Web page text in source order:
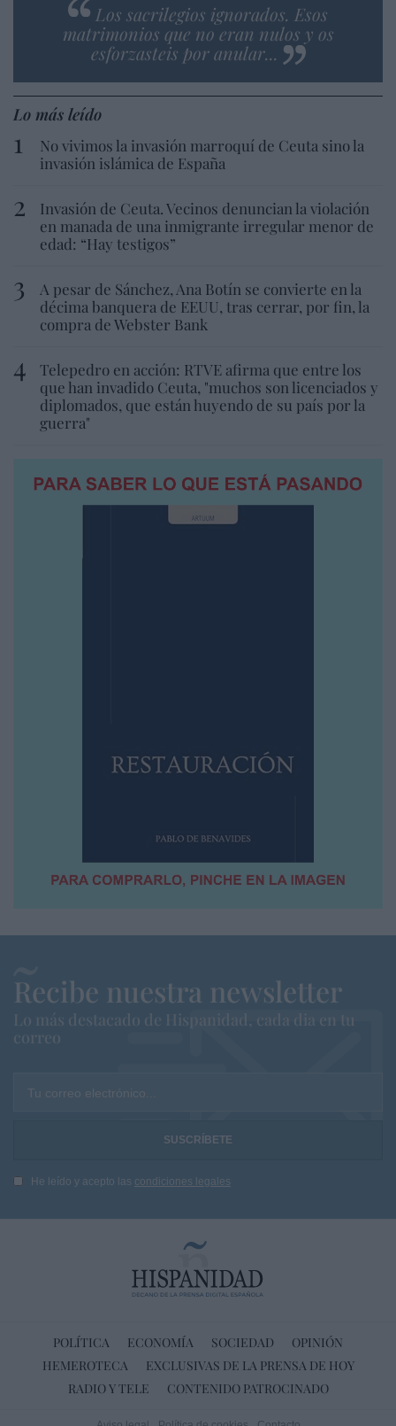
Los sacrilegios ignorados. Esos
matrimonios que no eran nulos y os
esforzasteis por anular...
Lo más leído
No vivimos la invasión marroquí de Ceuta sino la
invasión islámica de España
Invasión de Ceuta. Vecinos denuncian la violación
en manada de una inmigrante irregular menor de
edad: “Hay testigos”
A pesar de Sánchez, Ana Botín se convierte en la
décima banquera de EEUU, tras cerrar, por fin, la
compra de Webster Bank
Telepedro en acción: RTVE afirma que entre los
que han invadido Ceuta, "muchos son licenciados y
diplomados, que están huyendo de su país por la
guerra"
Recibe nuestra newsletter
Lo más destacado de Hispanidad, cada dia en tu
correo
Tu correo electrónico...
He leído y acepto las condiciones legales
POLÍTICA ECONOMÍA SOCIEDAD
OPINIÓN
HEMEROTECA
EXCLUSIVAS DE LA PRENSA DE HOY
RADIO Y TELE
CONTENIDO PATROCINADO